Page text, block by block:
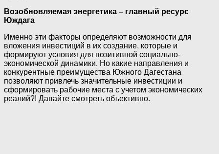
Возобновляемая энергетика – главный ресурс
Юждага
Именно эти факторы определяют возможности для
вложения инвестиций в их создание, которые и
формируют условия для позитивной социально-
экономической динамики. Но какие направления и
конкурентные преимущества Южного Дагестана
позволяют привлечь значительные инвестиции и
сформировать рабочие места с учетом экономических
реалий?! Давайте смотреть объективно.